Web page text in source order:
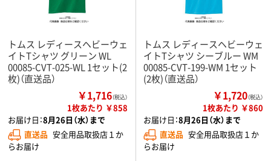
トムス レディースヘビーウェ
イトTシャツ グリーン WL
00085-CVT-025-WL 1セット(2
枚)（直送品）
￥1,716（税込）
1枚あたり ￥858
お届け日：8月26日（水）まで
直送品 安全用品取扱店１か
らお届け
トムス レディースヘビーウェ
イトTシャツ シーブルー WM
00085-CVT-199-WM 1セット
(2枚)（直送品）
￥1,720（税込）
1枚あたり ￥860
お届け日：8月26日（水）まで
直送品 安全用品取扱店１か
らお届け